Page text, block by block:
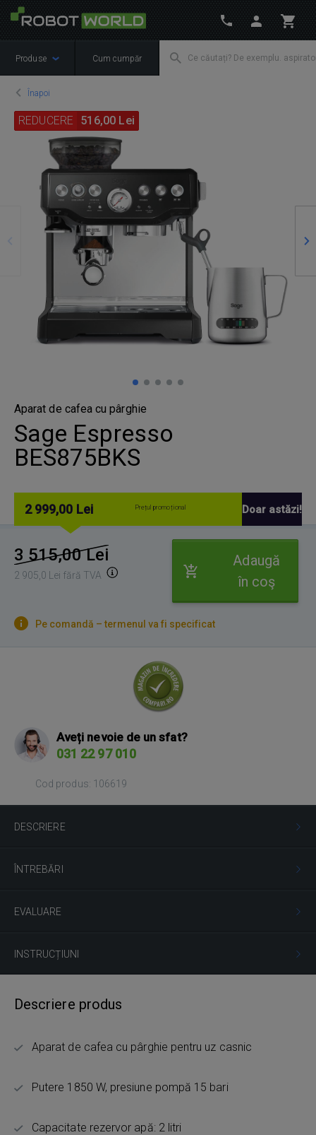
Produse Cum cumpăr
Înapoi
Precedente
REDUCERE 516,00 Lei
Aparat de cafea cu pârghie
Sage Espresso
BES875BKS
2 999,00 Lei Prețul promoțional Doar astăzi!
3 515,00 Lei
2 905,0 Lei fără TVA
Adaugă
în coş
Pe comandă – termenul va fi specificat
Aveți nevoie de un sfat?
031 22 97 010
Cod produs: 106619
DESCRIERE
ÎNTREBĂRI
EVALUARE
INSTRUCȚIUNI
Descriere produs
Aparat de cafea cu pârghie pentru uz casnic
Putere 1850 W, presiune pompă 15 bari
Capacitate rezervor apă: 2 litri